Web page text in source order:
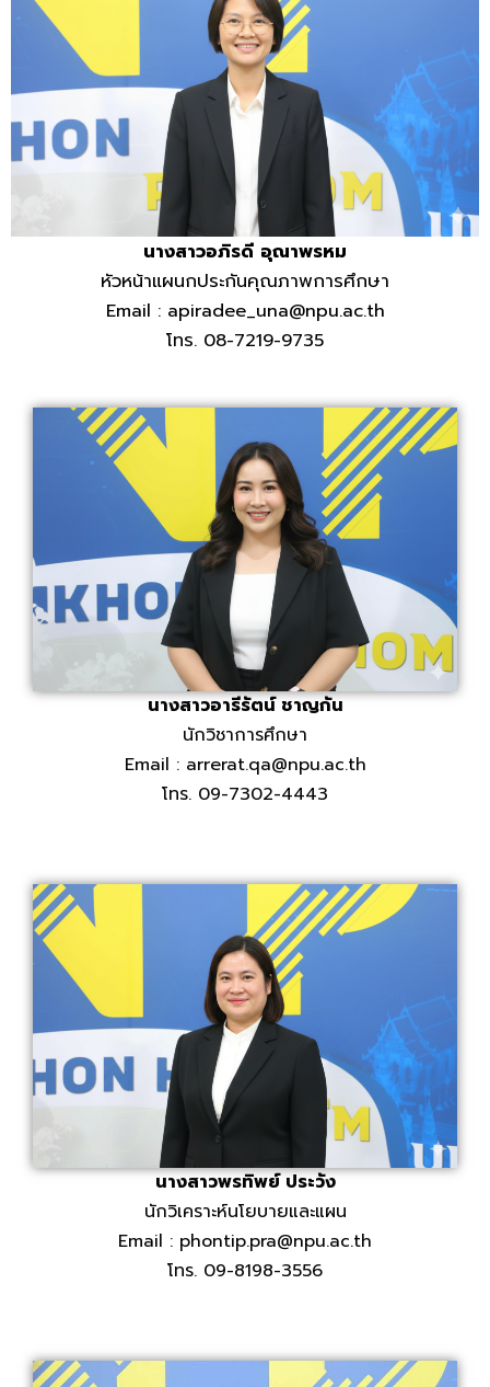
นางสาวอภิรดี อุณาพรหม
หัวหน้าแผนกประกันคุณภาพการศึกษา
Email : apiradee_una@npu.ac.th
โทร. 08-7219-9735
นางสาวอารีรัตน์ ชาญกัน
นักวิชาการศึกษา
Email : arrerat.qa@npu.ac.th
โทร. 09-7302-4443
นางสาวพรทิพย์ ประวัง
นักวิเคราะห์นโยบายและแผน
Email : phontip.pra@npu.ac.th
โทร. 09-8198-3556